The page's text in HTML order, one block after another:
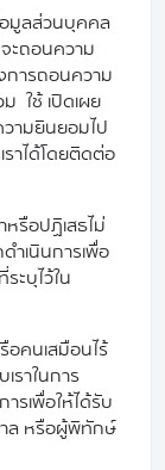
อมูลส่วนบุคคล
ะถอนความ
การถอนความ
ใช้ เปิดเผย
ามยินยอมไป
าได้โดยติดต่อ
รือปฏิเสธไม่
ำเนินการเพื่อ
ะบุไว้ใน
อคนเสมือนไร้
ราในการ
รเพื่อให้ได้รับ
ล หรือผู้พิทักษ์